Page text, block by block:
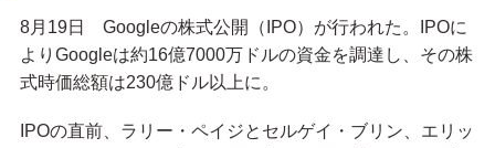
8月19日 Googleの株式公開（IPO）が行われた。IPOに
よりGoogleは約16億7000万ドルの資金を調達し、その株
式時価総額は230億ドル以上に。
IPOの直前、ラリー・ペイジとセルゲイ・ブリン、エリッ